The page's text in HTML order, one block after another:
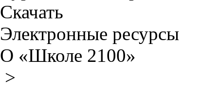
Скачать
Электронные ресурсы
О «Школе 2100»
>